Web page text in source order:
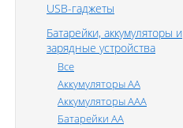
USB-гаджеты
Батарейки, аккумуляторы и
зарядные устройства
Все
Аккумуляторы AA
Аккумуляторы AAA
Батарейки AA